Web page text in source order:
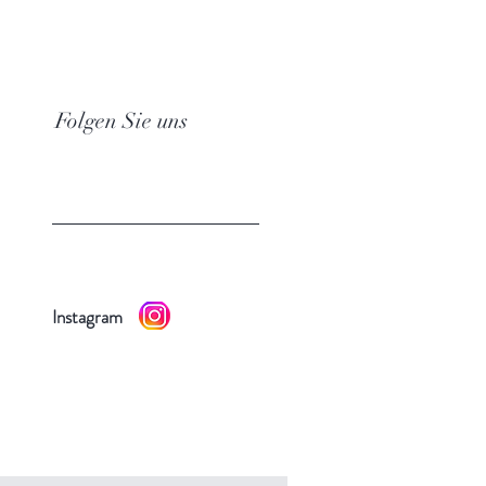
Folgen Sie uns
Instagram